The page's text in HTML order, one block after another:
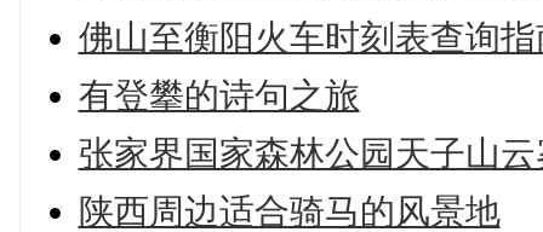
佛山至衡阳火车时刻表查询指
有登攀的诗句之旅
张家界国家森林公园天子山
陕西周边适合骑马的风景地